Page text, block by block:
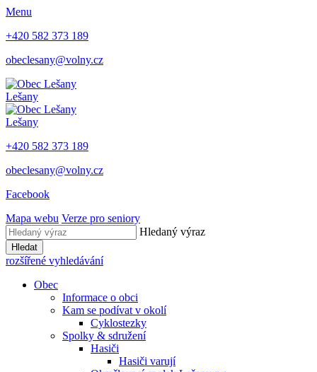
Menu
+420 582 373 189
obeclesany@volny.cz
Lešany
Lešany
+420 582 373 189
obeclesany@volny.cz
Facebook
Mapa webu Verze pro seniory
Hledaný výraz
Hledat
rozšířené vyhledávání
Obec
Informace o obci
Kam se podívat v okolí
Cyklostezky
Spolky & sdružení
Hasiči
Hasiči varují